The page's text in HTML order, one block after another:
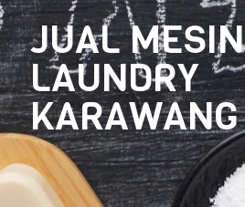
JUAL MESIN
LAUNDRY
KARAWANG